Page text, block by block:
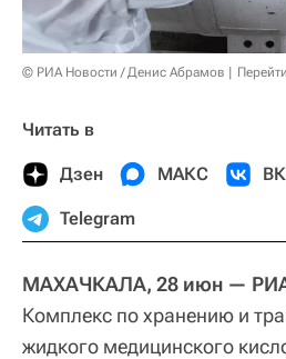
© РИА Новости / Денис Абрамов
Читать в
Дзен МАКС
Telegram
МАХАЧКАЛА, 28 июн —
Комплекс по хранению и
жидкого медицинского